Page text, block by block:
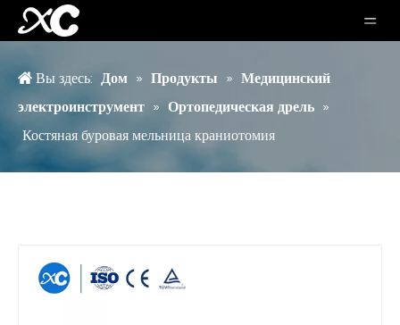
Вы здесь: Дом » Продукты » Медицинский
электроинструмент » Ортопедическая дрель »
Костяная буровая мельница краниотомия